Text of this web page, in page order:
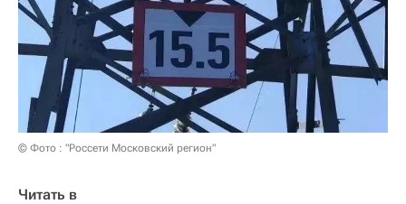
© Фото : "Россети Московский регион"
Читать в